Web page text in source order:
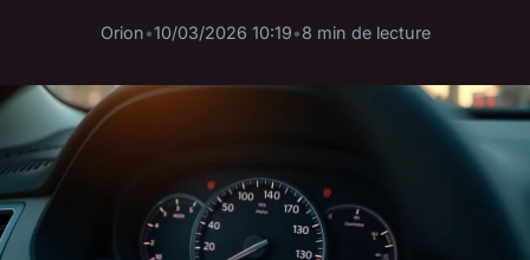
Orion•10/03/2026 10:19•8 min de lecture